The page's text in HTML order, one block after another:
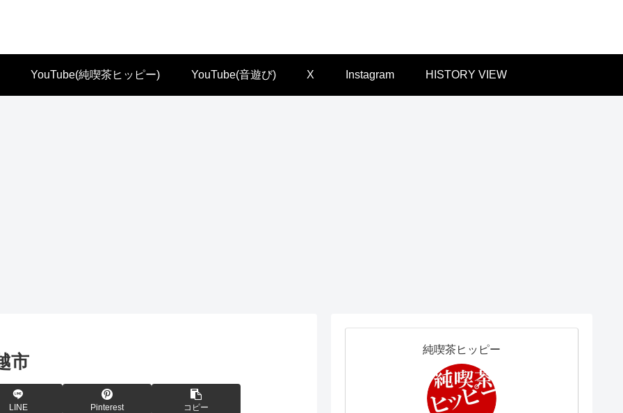
YouTube(純喫茶ヒッピー) YouTube(音遊び) X Instagram HISTORY VIEW
市
LINE Pinterest コピー
純喫茶ヒッピー